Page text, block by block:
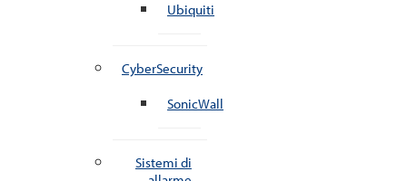
Ubiquiti
CyberSecurity
SonicWall
Sistemi di